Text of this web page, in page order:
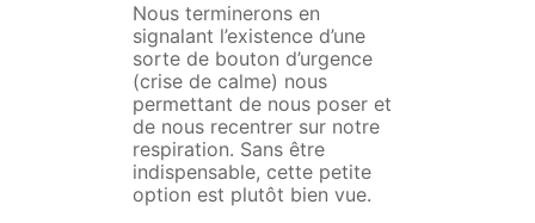
Nous terminerons en
signalant l’existence d’une
sorte de bouton d’urgence
(crise de calme) nous
permettant de nous poser et
de nous recentrer sur notre
respiration. Sans être
indispensable, cette petite
option est plutôt bien vue.